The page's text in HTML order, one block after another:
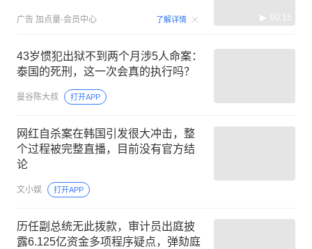
广告 加点量-会员中心 了解详情 00:15
43岁惯犯出狱不到两个月涉5人命案：
泰国的死刑，这一次会真的执行吗？
曼谷陈大叔 打开APP
网红自杀案在韩国引发很大冲击，整
个过程被完整直播，目前没有官方结
论
文小娱 打开APP
历任副总统无此拨款，审计员出庭披
露6.125亿资金多项程序疑点，弹劾庭